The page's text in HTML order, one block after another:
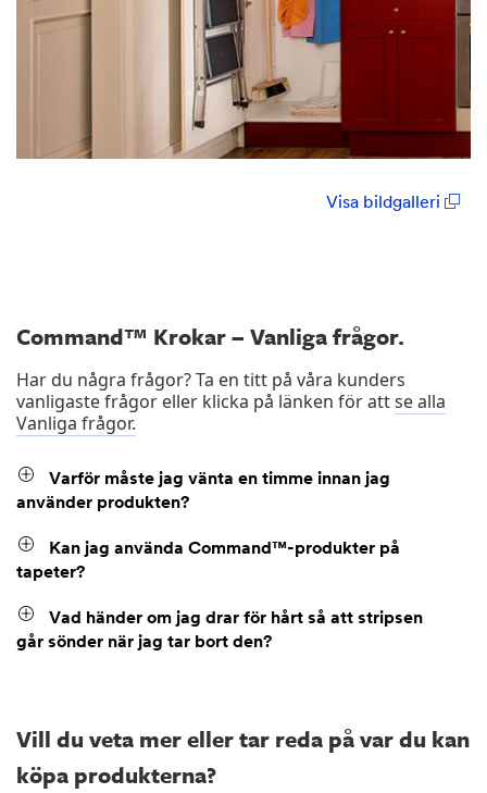
Visa bildgalleri
Command™ Krokar – Vanliga frågor.
Har du några frågor? Ta en titt på våra kunders
vanligaste frågor eller klicka på länken för attse alla
Vanliga frågor.
Varför måste jag vänta en timme innan jag
använder produkten?
Kan jag använda Command™-produkter på
tapeter?
Vad händer om jag drar för hårt så att stripsen
går sönder när jag tar bort den?
Vill du veta mer eller tar reda på var du kan
köpa produkterna?